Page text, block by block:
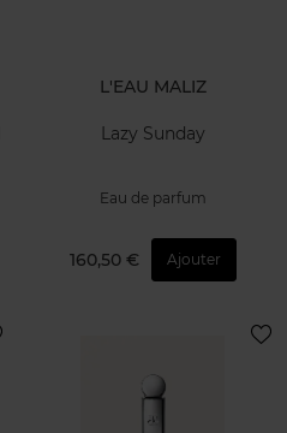
L'EAU MALIZ
Lazy Sunday
Eau de parfum
160,50 € Ajouter